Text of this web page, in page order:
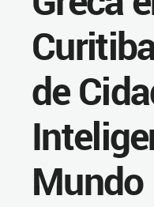
de
Mundo